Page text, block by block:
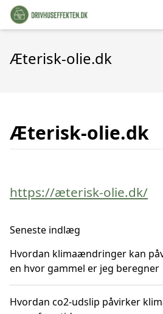
Æterisk-olie.dk
Æterisk-olie.dk
https://æterisk-olie.dk/
Seneste indlæg
Hvordan klimaændringer kan
en hvor gammel er jeg beregner
Hvordan co2-udslip påvirker